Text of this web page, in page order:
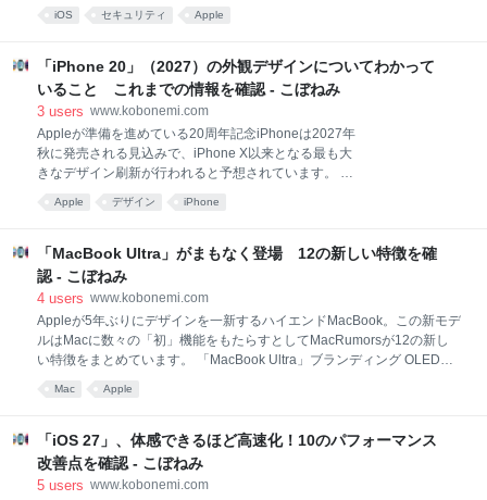
において支払う回線が同一の回線であること 特典付与
記3.の回線のブランドから変更や解約がないこと
キュリティ修正が含まれており、iOS 27に備えて
リリースされたバージョン リリースノート iOS 26.6
iPadOS 26.6 macOS 26.6 これまでに確認されている
バージョン iOS 27／iPadOS 27／macOS 27／tvOS
macOS 26／tvOS 26／visionOS 26／watchOS 26 iOS
18.x／iPadOS 18
iOS セキュリティ Apple
「iPhone 20」（2027）の外観デザインについてわかって
いること これまでの情報を確認 - こぼねみ
3 users www.kobonemi.com
Appleが準備を進めている20周年記念iPhoneは2027年
秋に発売される見込みで、iPhone X以来となる最も大
きなデザイン刷新が行われると予想されています。 こ
曲面ディスプレイを備えた全面ガラスデザイン
型の研磨されたフレーム 触覚ボタン 新しいiPhoneの
イメージ：MacRumors多くの点で、20周年記念
iPhoneは2017年に発売10周年を記念してホームボタ
入したiPhone Xの軌跡をたどると予想されています。
20周年モデルは、iPhone X以降のiPhoneを特徴づけ
てきたデザイン言語を一新すると噂されており、今後
数年間のデザインの方向性を決定づけることになりま
Apple デザイン iPhone
「MacBook Ultra」がまもなく登場 12の新しい特徴を確
認 - こぼねみ
4 users www.kobonemi.com
Appleが5年ぶりにデザインを一新するハイエンドMacBook。この新モデ
ルはMacに数々の「初」機能をもたらすとしてMacRumorsが12の新し
い特徴をまとめています。 「MacBook Ultra」ブランディング OLEDデ
れたヒンジ パンチホールカメラ Dynamic Island M5 ProおよびM5 Max
内蔵セルラー機能 新しいMacBookのイメージ：MacRumorsBloomberg
のMark Gurman氏は、新モデルが2026年後半から2027年初頭にかけて
発売されると予想しており、世界的なメモリチップ不足の影響から、現
Mac Apple
「iOS 27」、体感できるほど高速化！10のパフォーマンス
改善点を確認 - こぼねみ
5 users www.kobonemi.com